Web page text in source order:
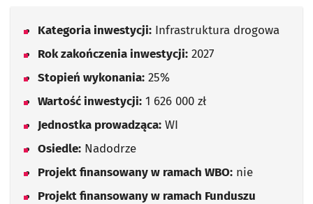
Kategoria inwestycji: Infrastruktura drogowa
Rok zakończenia inwestycji: 2027
Stopień wykonania: 25%
Wartość inwestycji: 1 626 000 zł
Jednostka prowadząca: WI
Osiedle: Nadodrze
Projekt finansowany w ramach WBO: nie
Projekt finansowany w ramach Funduszu